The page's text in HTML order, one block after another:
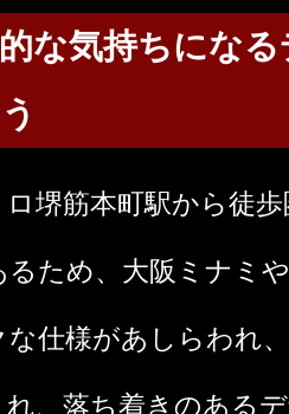
的な気持ちにな
ロ堺筋本町駅から徒
るため、大阪ミナミ
な仕様があしらわれ
れ、落ち着きのある